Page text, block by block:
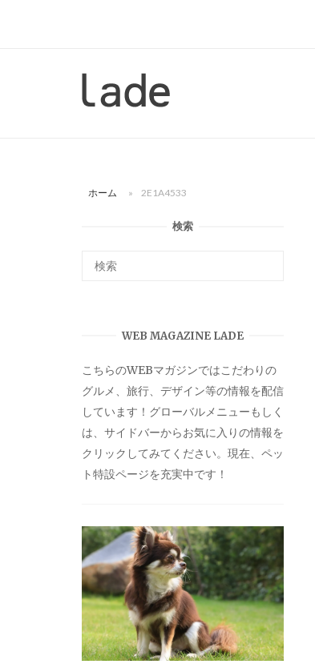
ー
ホーム » 2E1A4533
検索
WEB MAGAZINE LADE
こちらのWEBマガジンではこだわりの
グルメ、旅行、デザイン等の情報を配信
しています！グローバルメニューもしく
は、サイドバーからお気に入りの情報を
クリックしてみてください。現在、ペッ
ト特設ページを充実中です！